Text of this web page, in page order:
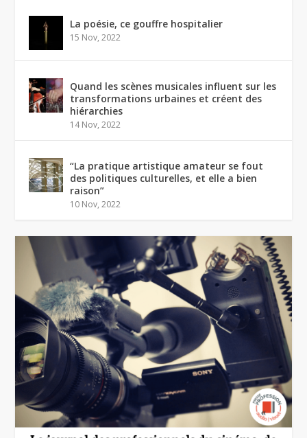
La poésie, ce gouffre hospitalier
15 Nov, 2022
Quand les scènes musicales influent sur les
transformations urbaines et créent des
hiérarchies
14 Nov, 2022
“La pratique artistique amateur se fout
des politiques culturelles, et elle a bien
raison”
10 Nov, 2022